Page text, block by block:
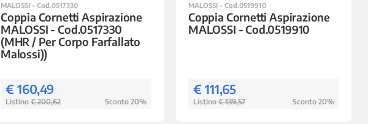
MALOSSI - Cod.0517330
Coppia Cornetti Aspirazione
MALOSSI - Cod.0517330
(MHR / Per Corpo Farfallato
Malossi))
€ 160,49
Listino € 200,62 Sconto 20%
MALOSSI - Cod.0519910
Coppia Cornetti Aspirazione
MALOSSI - Cod.0519910
€ 111,65
Listino € 139,57 Sconto 20%